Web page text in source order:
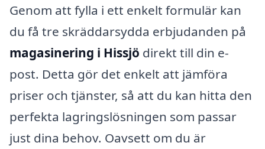
Genom att fylla i ett enkelt formulär kan
du få tre skräddarsydda erbjudanden på
magasinering i Hissjö direkt till din e-
post. Detta gör det enkelt att jämföra
priser och tjänster, så att du kan hitta den
perfekta lagringslösningen som passar
just dina behov. Oavsett om du är